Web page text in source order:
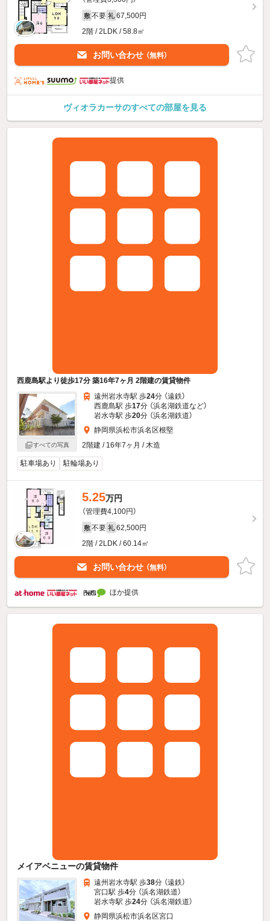
敷 不要 礼 67,500円
2階 / 2LDK / 58.8㎡
お問い合わせ （無料）
提供
ヴィオラカーサのすべての部屋を見る
西鹿島駅より徒歩17分 築16年7ヶ月 2階建の賃貸物件
すべての写真
遠州岩水寺駅 歩24分 （遠鉄）
西鹿島駅 歩17分 （浜名湖鉄道など）
岩水寺駅 歩20分 （浜名湖鉄道）
静岡県浜松市浜名区根堅
2階建 / 16年7ヶ月 / 木造
駐車場あり 駐輪場あり
5.25万円
（管理費4,100円）
敷 不要 礼 62,500円
2階 / 2LDK / 60.14㎡
お問い合わせ （無料）
ほか提供
メイアベニューの賃貸物件
遠州岩水寺駅 歩38分 （遠鉄）
宮口駅 歩4分 （浜名湖鉄道）
岩水寺駅 歩24分 （浜名湖鉄道）
静岡県浜松市浜名区宮口